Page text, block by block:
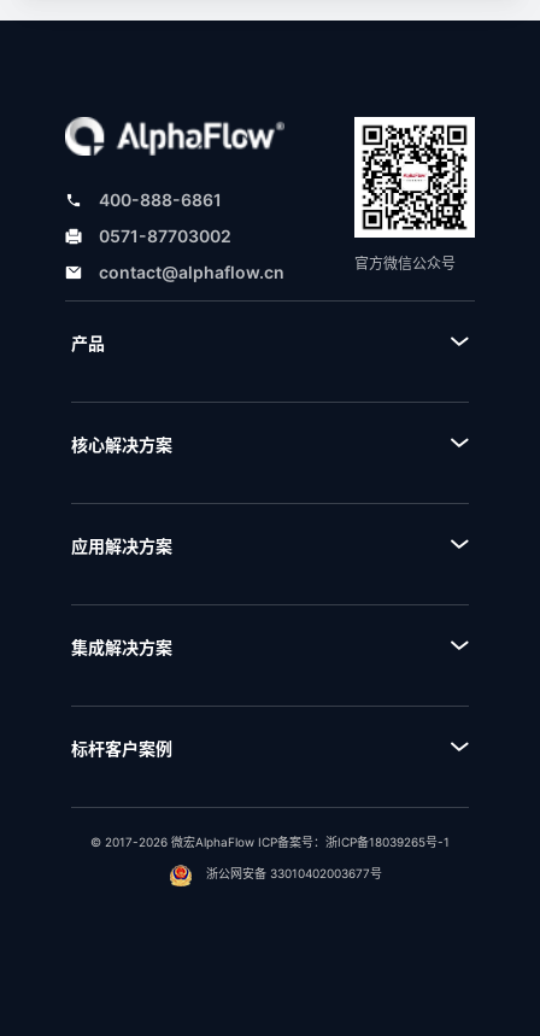
400-888-6861
0571-87703002
contact@alphaflow.cn
官方微信公众号
产品
■ BPI流程挖掘分析平台
■ BPE流程引擎
核心解决方案
■ 流程资产管理
■ 流程运行和自动化
应用解决方案
■ IPD研发项目管理
■ RSM法规标准管理
集成解决方案
■ SAP流程集成
■ 金蝶流程集成
标杆客户案例
© 2017-2026 微宏AlphaFlow ICP备案号： 浙ICP备18039265号-1
浙公网安备 33010402003677号